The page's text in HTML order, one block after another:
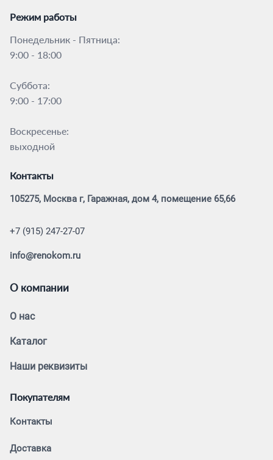
Режим работы
Понедельник - Пятница:
9:00 - 18:00
Суббота:
9:00 - 17:00
Воскресенье:
выходной
Контакты
105275, Москва г, Гаражная, дом 4, помещение 65,66
+7 (915) 247-27-07
info@renokom.ru
О компании
О нас
Каталог
Наши реквизиты
Покупателям
Контакты
Доставка